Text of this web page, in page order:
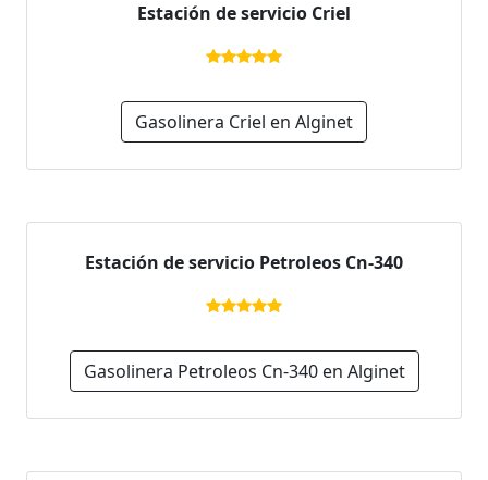
Estación de servicio Criel
Gasolinera Criel en Alginet
Estación de servicio Petroleos Cn-340
Gasolinera Petroleos Cn-340 en Alginet